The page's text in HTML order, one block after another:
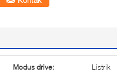
Modus drive: Listrik